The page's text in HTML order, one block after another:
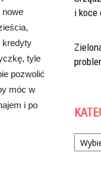
nowe
kredyty
tyle
pozwolić
móc w
i po
i koce